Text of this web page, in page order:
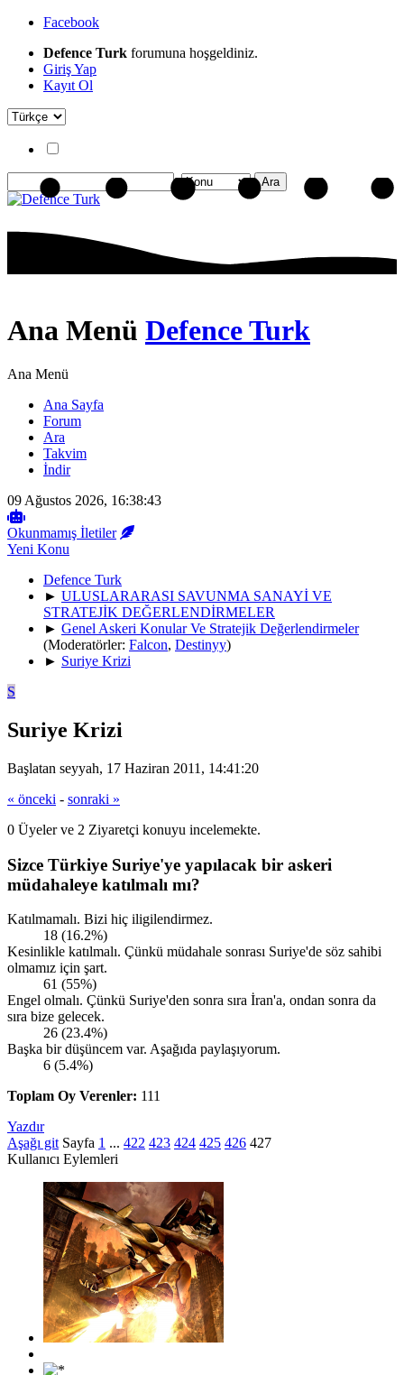
Facebook
Defence Turk forumuna hoşgeldiniz.
Giriş Yap
Kayıt Ol
Ana Menü Defence Turk
Ana Menü
Ana Sayfa
Forum
Ara
Takvim
İndir
09 Ağustos 2026, 16:38:43
Okunmamış İletiler
Yeni Konu
Defence Turk
► ULUSLARARASI SAVUNMA SANAYİ VE
STRATEJİK DEĞERLENDİRMELER
► Genel Askeri Konular Ve Stratejik Değerlendirmeler
(Moderatörler: Falcon, Destinyy)
► Suriye Krizi
S
Suriye Krizi
Başlatan seyyah, 17 Haziran 2011, 14:41:20
« önceki - sonraki »
0 Üyeler ve 2 Ziyaretçi konuyu incelemekte.
Sizce Türkiye Suriye'ye yapılacak bir askeri
müdahaleye katılmalı mı?
Katılmamalı. Bizi hiç iligilendirmez.
18 (16.2%)
Kesinlikle katılmalı. Çünkü müdahale sonrası Suriye'de söz sahibi
olmamız için şart.
61 (55%)
Engel olmalı. Çünkü Suriye'den sonra sıra İran'a, ondan sonra da
sıra bize gelecek.
26 (23.4%)
Başka bir düşüncem var. Aşağıda paylaşıyorum.
6 (5.4%)
Toplam Oy Verenler: 111
Yazdır
Aşağı git Sayfa 1 ... 422 423 424 425 426 427
Kullanıcı Eylemleri